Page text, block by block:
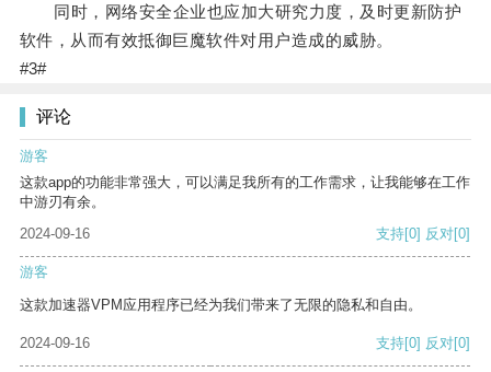
同时，网络安全企业也应加大研究力度，及时更新防护
软件，从而有效抵御巨魔软件对用户造成的威胁。
#3#
评论
游客
这款app的功能非常强大，可以满足我所有的工作需求，让我能够在工作
中游刃有余。
2024-09-16
支持[0] 反对[0]
游客
这款加速器VPM应用程序已经为我们带来了无限的隐私和自由。
2024-09-16 支持[0] 反对[0]